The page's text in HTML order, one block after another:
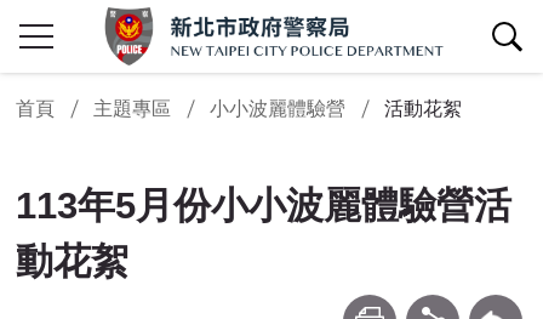
查詢區開關
首頁 主題專區 小小波麗體驗營 活動花絮
113年5月份小小波麗體驗營活
動花絮
列印 分享 回上一頁